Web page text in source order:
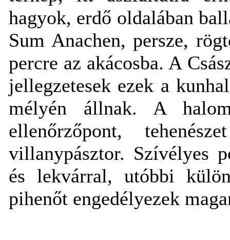
hagyok, erdő oldalában
Sum Anachen, persze,
percre az akácosba. A
jellegzetesek ezek a
mélyén állnak. A
ellenőrzőpont,
villanypásztor. Szívélyes
és lekvárral, utóbbi
pihenőt engedélyezek